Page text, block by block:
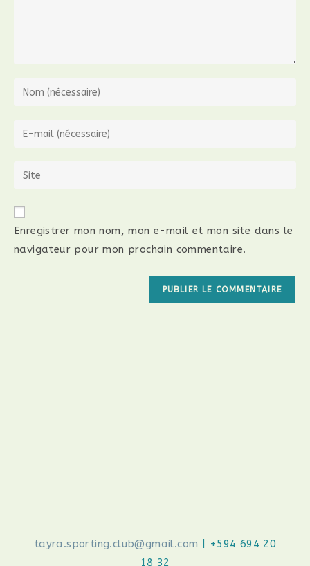
Enregistrer mon nom, mon e-mail et mon site dans le
navigateur pour mon prochain commentaire.
tayra.sporting.club@gmail.com | +594 694 20
18 32